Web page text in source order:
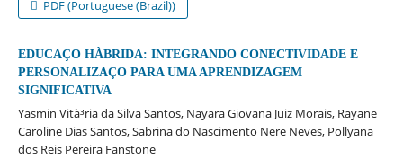
PDF (Portuguese (Brazil))
EDUCAÇO HÀBRIDA: INTEGRANDO CONECTIVIDADE E
PERSONALIZAÇO PARA UMA APRENDIZAGEM
SIGNIFICATIVA
Yasmin Vità³ria da Silva Santos, Nayara Giovana Juiz Morais, Rayane
Caroline Dias Santos, Sabrina do Nascimento Nere Neves, Pollyana
dos Reis Pereira Fanstone